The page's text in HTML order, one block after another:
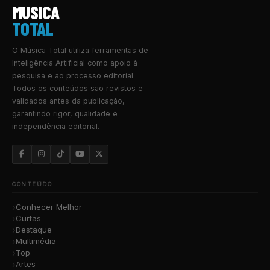
MUSICA
TOTAL
O Música Total utiliza ferramentas de
Inteligência Artificial como apoio à
pesquisa e ao processo editorial.
Todos os conteúdos são revistos e
validados antes da publicação,
garantindo rigor, qualidade e
independência editorial.
CONTEÚDO
Conhecer Melhor
Curtas
Destaque
Multimédia
Top
Artes